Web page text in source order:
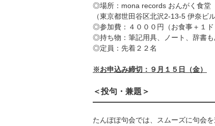
◎場所：mona records おんがく食堂
（東京都世田谷区北沢2-13-5 伊奈
◎参加費：４０００円（お食事＋１ド
◎持ち物：筆記用具、ノート、辞書
◎定員：先着２２名
※お申込み締切：９月１５日（金）
＜投句・兼題＞
たんぽぽ句会では、スムーズに句会